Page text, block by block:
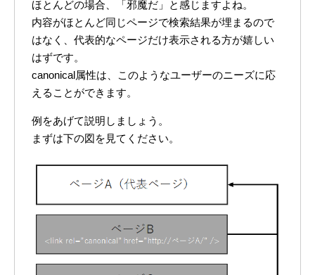
ほとんどの場合、「邪魔だ」と感じますよね。
内容がほとんど同じページで検索結果が埋まるので
はなく、代表的なページだけ表示される方が嬉しい
はずです。
canonical属性は、このようなユーザーのニーズに応
えることができます。
例をあげて説明しましょう。
まずは下の図を見てください。